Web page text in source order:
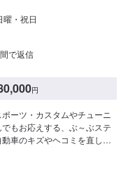
曜・祝日
で返信
円
ーツ・カスタムやチューニ
もお応えする、ぶ～ぶステ
車のキズやヘコミを直しま